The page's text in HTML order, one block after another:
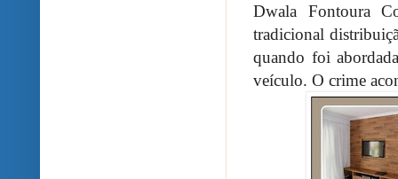
Dwala Fontoura
tradicional
quando foi
veículo. O crime